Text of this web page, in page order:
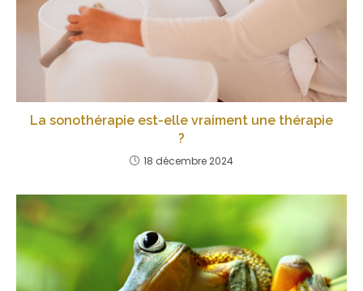
La sonothérapie est-elle vraiment une thérapie
?
18 décembre 2024